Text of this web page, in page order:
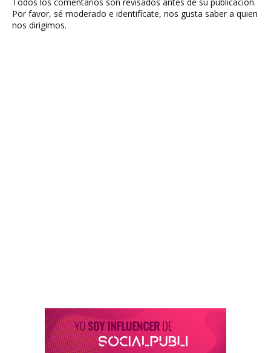
Por favor, sé moderado e identifícate, nos gusta saber a quien
nos dirigimos.